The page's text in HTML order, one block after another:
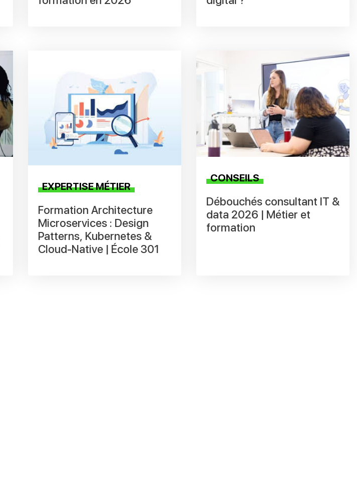
EXPERTISE MÉTIER
Formation Architecture
Microservices : Design
Patterns, Kubernetes &
Cloud-Native | École 301
CONSEILS
Débouchés consultant IT &
data 2026 | Métier et
formation